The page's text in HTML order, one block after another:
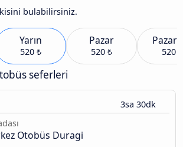
bulabilirsiniz.
Yarın
520 ₺
Pazar
520 ₺ 520 ₺
seferleri
3sa 30dk
Otobüs Duragi